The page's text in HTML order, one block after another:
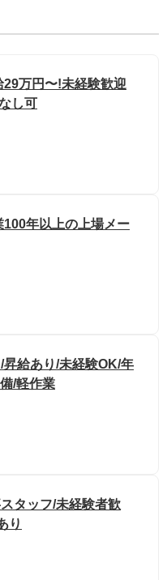
万円〜!未経験歓迎
し可
年以上の上場メー
給あり/未経験OK/年
/軽作業
タッフ/未経験者歓
り